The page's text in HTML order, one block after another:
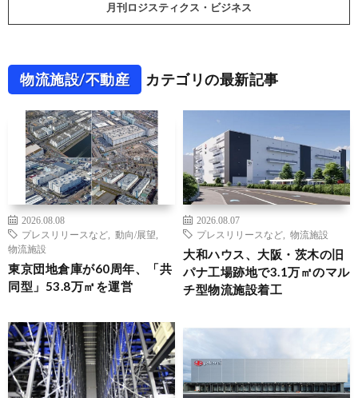
月刊ロジスティクス・ビジネス
物流施設/不動産 カテゴリの最新記事
2026.08.08
プレスリリースなど
動向/展望
物流施設
東京団地倉庫が60周年、「共
同型」53.8万㎡を運営
2026.08.07
プレスリリースなど
物流施設
大和ハウス、大阪・茨木の旧
パナ工場跡地で3.1万㎡のマル
チ型物流施設着工